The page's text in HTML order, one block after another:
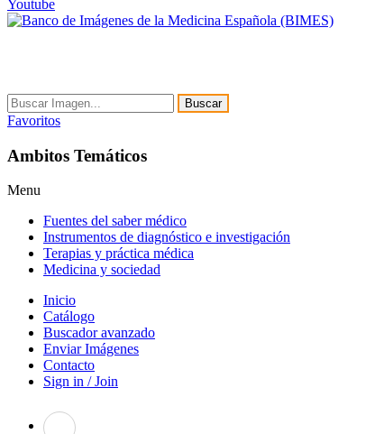
Youtube
Buscar
Favoritos
Ambitos Temáticos
Menu
Fuentes del saber médico
Instrumentos de diagnóstico e investigación
Terapias y práctica médica
Medicina y sociedad
Inicio
Catálogo
Buscador avanzado
Enviar Imágenes
Contacto
Sign in / Join